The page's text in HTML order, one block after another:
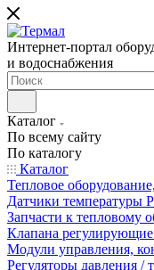
Интернет-портал
и водоснабжения
Каталог
По всему сайту
По каталогу
Каталог
Тепловое
Датчики
Запчасти к тепловому
Клапана
Модули управления,
Регуляторы давления